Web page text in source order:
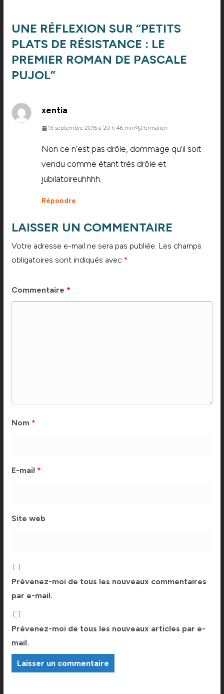
UNE RÉFLEXION SUR “PETITS
PLATS DE RÉSISTANCE : LE
PREMIER ROMAN DE PASCALE
PUJOL”
xentia
13 septembre 2015 à 20 h 46 min Permalien
Non ce n’est pas drôle, dommage qu’il soit
vendu comme étant très drôle et
jubilatoireuhhhh.
Répondre
LAISSER UN COMMENTAIRE
Votre adresse e-mail ne sera pas publiée. Les champs
obligatoires sont indiqués avec *
Commentaire *
Nom *
E-mail *
Site web
Prévenez-moi de tous les nouveaux commentaires
par e-mail.
Prévenez-moi de tous les nouveaux articles par e-
mail.